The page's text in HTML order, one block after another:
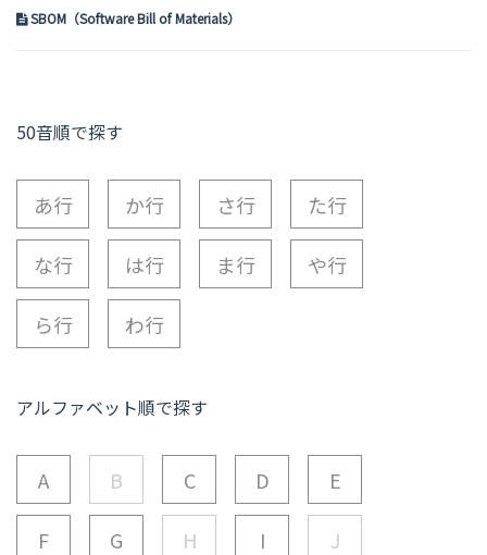
SBOM（Software Bill of Materials）
50音順で探す
あ行 か行 さ行 た行
な行 は行 ま行 や行
ら行 わ行
アルファベット順で探す
A B C D E
F G H I J